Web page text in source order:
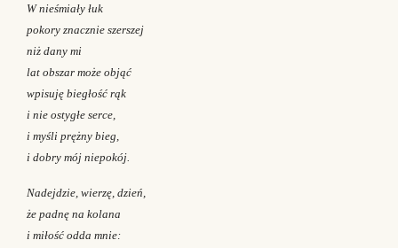
W nieśmiały łuk
pokory znacznie szerszej
niż dany mi
lat obszar może objąć
wpisuję biegłość rąk
i nie ostygłe serce,
i myśli prężny bieg,
i dobry mój niepokój.
Nadejdzie, wierzę, dzień,
że padnę na kolana
i miłość odda mnie: